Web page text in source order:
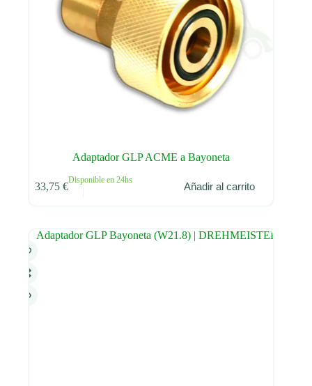
Adaptador GLP ACME a Bayoneta
33,75 €
Disponible en 24hs
Añadir al carrito